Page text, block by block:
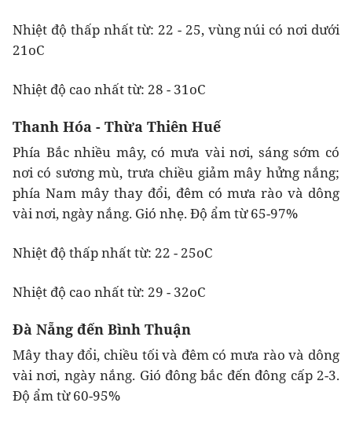
Nhiệt độ thấp nhất từ: 22 - 25, vùng núi có nơi dưới
21oC
Nhiệt độ cao nhất từ: 28 - 31oC
Thanh Hóa - Thừa Thiên Huế
Phía Bắc nhiều mây, có mưa vài nơi, sáng sớm có
nơi có sương mù, trưa chiều giảm mây hửng nắng;
phía Nam mây thay đổi, đêm có mưa rào và dông
vài nơi, ngày nắng. Gió nhẹ. Độ ẩm từ 65-97%
Nhiệt độ thấp nhất từ: 22 - 25oC
Nhiệt độ cao nhất từ: 29 - 32oC
Đà Nẵng đến Bình Thuận
Mây thay đổi, chiều tối và đêm có mưa rào và dông
vài nơi, ngày nắng. Gió đông bắc đến đông cấp 2-3.
Độ ẩm từ 60-95%